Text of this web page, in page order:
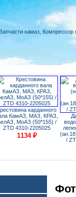
карданного
КамАЗ, МАЗ, КРАЗ,
МоАЗ (50*155) /
ZTD 4310-2205025
1134 ₽
/